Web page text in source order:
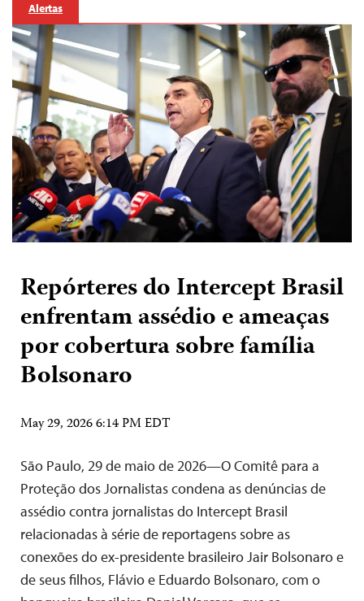
Alertas
Repórteres do Intercept Brasil
enfrentam assédio e ameaças
por cobertura sobre família
Bolsonaro
May 29, 2026 6:14 PM EDT
São Paulo, 29 de maio de 2026—O Comitê para a
Proteção dos Jornalistas condena as denúncias de
assédio contra jornalistas do Intercept Brasil
relacionadas à série de reportagens sobre as
conexões do ex-presidente brasileiro Jair Bolsonaro e
de seus filhos, Flávio e Eduardo Bolsonaro, com o